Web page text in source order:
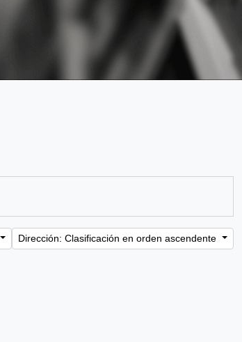
Dirección: Clasificación en orden ascendente